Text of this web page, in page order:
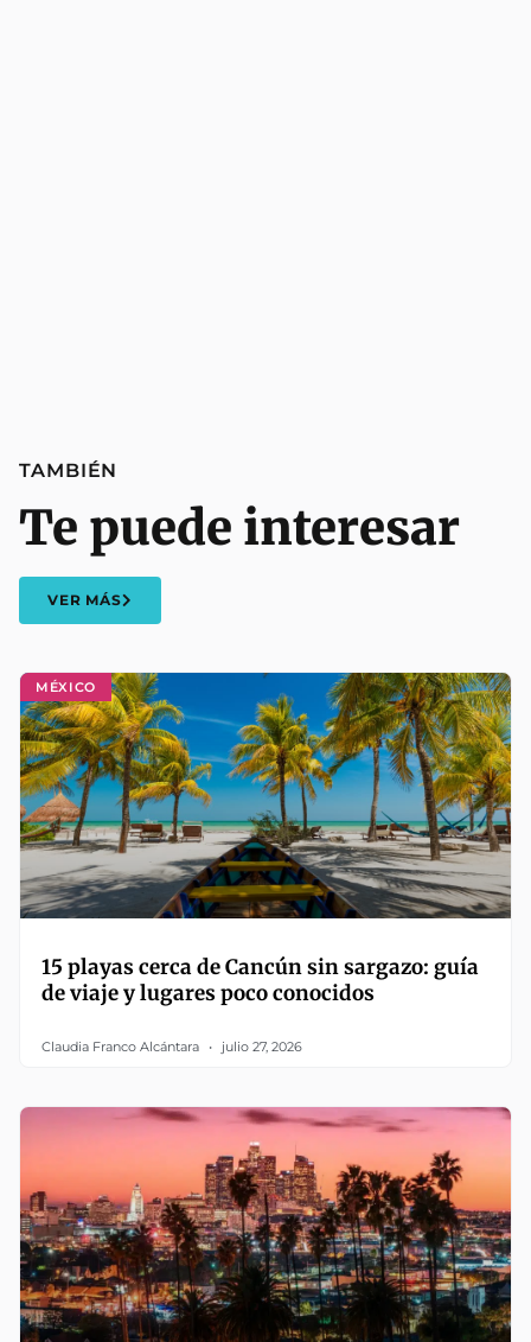
MÉXICO
15 playas cerca de Cancún sin sargazo: guía
de viaje y lugares poco conocidos
Claudia Franco Alcántara julio 27, 2026
TAMBIÉN
Te puede interesar
VER MÁS